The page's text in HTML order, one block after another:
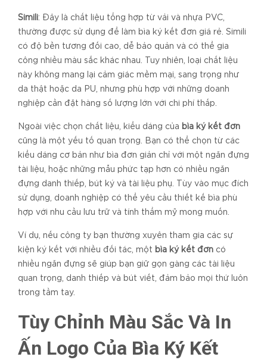
Simili: Đây là chất liệu tổng hợp từ vải và nhựa PVC,
thường được sử dụng để làm bìa ký kết đơn giá rẻ. Simili
có độ bền tương đối cao, dễ bảo quản và có thể gia
công nhiều màu sắc khác nhau. Tuy nhiên, loại chất liệu
này không mang lại cảm giác mềm mại, sang trọng như
da thật hoặc da PU, nhưng phù hợp với những doanh
nghiệp cần đặt hàng số lượng lớn với chi phí thấp.
Ngoài việc chọn chất liệu, kiểu dáng của bìa ký kết đơn
cũng là một yếu tố quan trọng. Bạn có thể chọn từ các
kiểu dáng cơ bản như bìa đơn giản chỉ với một ngăn đựng
tài liệu, hoặc những mẫu phức tạp hơn có nhiều ngăn
đựng danh thiếp, bút ký và tài liệu phụ. Tùy vào mục đích
sử dụng, doanh nghiệp có thể yêu cầu thiết kế bìa phù
hợp với nhu cầu lưu trữ và tính thẩm mỹ mong muốn.
Ví dụ, nếu công ty bạn thường xuyên tham gia các sự
kiện ký kết với nhiều đối tác, một bìa ký kết đơn có
nhiều ngăn đựng sẽ giúp bạn giữ gọn gàng các tài liệu
quan trọng, danh thiếp và bút viết, đảm bảo mọi thứ luôn
trong tầm tay.
Tùy Chỉnh Màu Sắc Và In
Ấn Logo Của Bìa Ký Kết